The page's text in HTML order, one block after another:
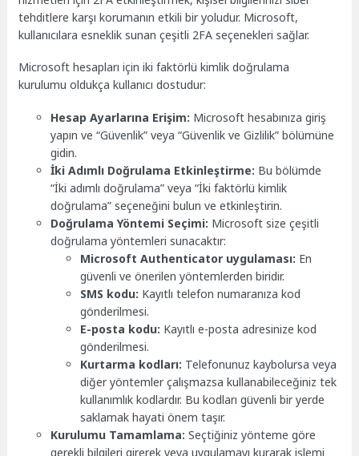
tehditlere karşı korumanın etkili bir yoludur. Microsoft,
kullanıcılara esneklik sunan çeşitli 2FA seçenekleri sağlar.
Microsoft hesapları için iki faktörlü kimlik doğrulama
kurulumu oldukça kullanıcı dostudur:
Hesap Ayarlarına Erişim: Microsoft hesabınıza giriş
yapın ve “Güvenlik” veya “Güvenlik ve Gizlilik” bölümüne
gidin.
İki Adımlı Doğrulama Etkinleştirme: Bu bölümde
“İki adımlı doğrulama” veya “İki faktörlü kimlik
doğrulama” seçeneğini bulun ve etkinleştirin.
Doğrulama Yöntemi Seçimi: Microsoft size çeşitli
doğrulama yöntemleri sunacaktır:
Microsoft Authenticator uygulaması: En
güvenli ve önerilen yöntemlerden biridir.
SMS kodu: Kayıtlı telefon numaranıza kod
gönderilmesi.
E-posta kodu: Kayıtlı e-posta adresinize kod
gönderilmesi.
Kurtarma kodları: Telefonunuz kaybolursa veya
diğer yöntemler çalışmazsa kullanabileceğiniz tek
kullanımlık kodlardır. Bu kodları güvenli bir yerde
saklamak hayati önem taşır.
Kurulumu Tamamlama: Seçtiğiniz yönteme göre
gerekli bilgileri girerek veya uygulamayı kurarak işlemi